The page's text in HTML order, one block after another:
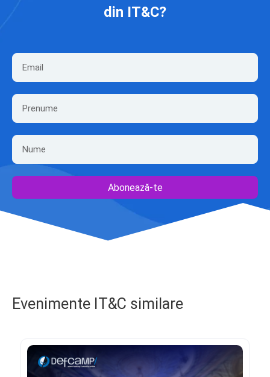
din IT&C?
Abonează-te
Evenimente IT&C similare